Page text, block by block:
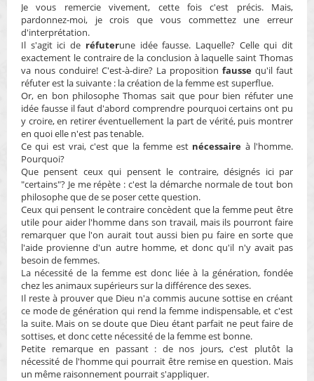
Je vous remercie vivement, cette fois c'est précis. Mais,
pardonnez-moi, je crois que vous commettez une erreur
d'interprétation.
Il s'agit ici de réfuterune idée fausse. Laquelle? Celle qui dit
exactement le contraire de la conclusion à laquelle saint Thomas
va nous conduire! C'est-à-dire? La proposition fausse qu'il faut
réfuter est la suivante : la création de la femme est superflue.
Or, en bon philosophe Thomas sait que pour bien réfuter une
idée fausse il faut d'abord comprendre pourquoi certains ont pu
y croire, en retirer éventuellement la part de vérité, puis montrer
en quoi elle n'est pas tenable.
Ce qui est vrai, c'est que la femme est nécessaire à l'homme.
Pourquoi?
Que pensent ceux qui pensent le contraire, désignés ici par
"certains"? Je me répète : c'est la démarche normale de tout bon
philosophe que de se poser cette question.
Ceux qui pensent le contraire concèdent que la femme peut être
utile pour aider l'homme dans son travail, mais ils pourront faire
remarquer que l'on aurait tout aussi bien pu faire en sorte que
l'aide provienne d'un autre homme, et donc qu'il n'y avait pas
besoin de femmes.
La nécessité de la femme est donc liée à la génération, fondée
chez les animaux supérieurs sur la différence des sexes.
Il reste à prouver que Dieu n'a commis aucune sottise en créant
ce mode de génération qui rend la femme indispensable, et c'est
la suite. Mais on se doute que Dieu étant parfait ne peut faire de
sottises, et donc cette nécessité de la femme est bonne.
Petite remarque en passant : de nos jours, c'est plutôt la
nécessité de l'homme qui pourrait être remise en question. Mais
un même raisonnement pourrait s'appliquer.